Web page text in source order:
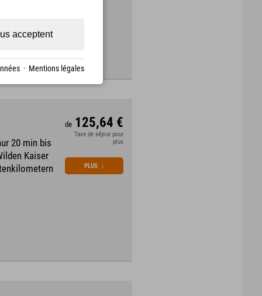
20 min bis
Kaiser
de 125,64 €
Taxe de séjour pour
plus
PLUS ↓
acceptent
· Mentions légales